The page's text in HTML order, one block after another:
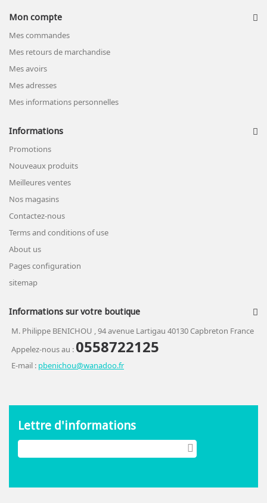
Mon compte
Mes commandes
Mes retours de marchandise
Mes avoirs
Mes adresses
Mes informations personnelles
Informations
Promotions
Nouveaux produits
Meilleures ventes
Nos magasins
Contactez-nous
Terms and conditions of use
About us
Pages configuration
sitemap
Informations sur votre boutique
M. Philippe BENICHOU , 94 avenue Lartigau 40130 Capbreton France
Appelez-nous au :0558722125
E-mail : pbenichou@wanadoo.fr
Lettre d'informations